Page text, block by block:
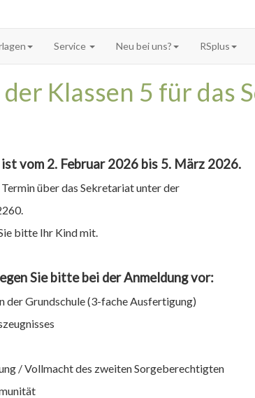
Service Neu bei uns? RSplus
Klassen 5 für das
vom 2. Februar 2026 bis 5. März 2026.
über das Sekretariat unter der
bitte Ihr Kind mit.
Sie bitte bei der Anmeldung vor:
der Grundschule (3-fache Ausfertigung)
/ Vollmacht des zweiten Sorgeberechtigten